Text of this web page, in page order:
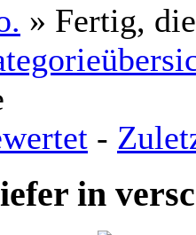
» Fertig,
-
in